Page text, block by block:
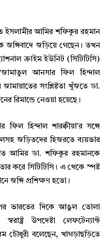
ইসলামীর আমির শফিকুর রহমান
জঙ্গিবাদে জড়িয়ে গেছেন। তখন
ক্রাইম ইউনিট (সিটিটিসি)
আনসার ফিল হিন্দাল
জামায়াতের সংশ্লিষ্টতা খুঁজতে ডা.
রিমান্ডে নেওয়া হয়েছে।
হিন্দাল শারক্বীয়া’র সঙ্গে
জড়িতদের হিজরতে ব্যয়ভার
আমির ডা. শফিকুর রহমানকে
করে সিটিটিসি। এ থেকে স্পষ্ট
জঙ্গি প্রশিক্ষণ হতো।
ভারতের দিকে আঙুল তোলা
উপদেষ্টা লেফটেন্যান্ট
চৌধুরী বলেছেন, খাগড়াছড়িতে